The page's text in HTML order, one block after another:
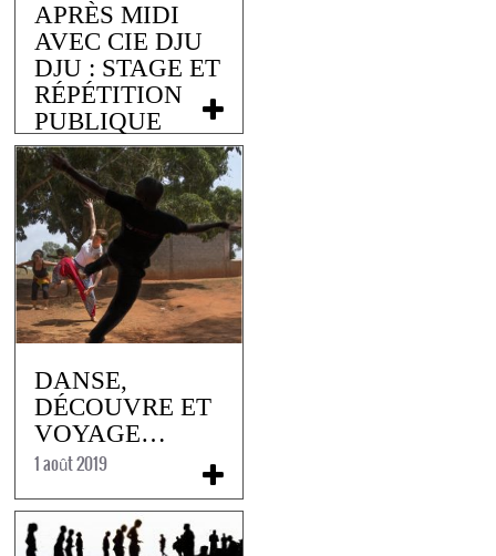
APRÈS MIDI
AVEC CIE DJU
DJU : STAGE ET
RÉPÉTITION
PUBLIQUE
14 novembre 2019
DANSE,
DÉCOUVRE ET
VOYAGE…
1 août 2019